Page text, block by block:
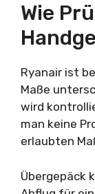
Wie
Ryanair ist
Maße
wird
man keine
erlaubten
Übergepäck